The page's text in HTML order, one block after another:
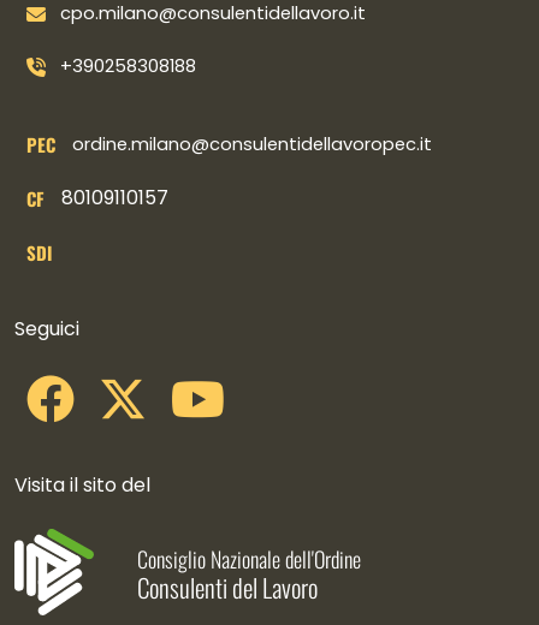
cpo.milano@consulentidellavoro.it
+390258308188
PEC ordine.milano@consulentidellavoropec.it
CF 80109110157
SDI
Seguici
Visita il sito del
Consiglio Nazionale dell'Ordine
Consulenti del Lavoro